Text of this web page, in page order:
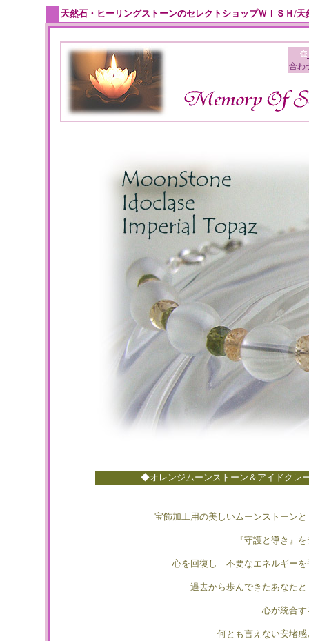
天然石・ヒーリングストーンのセレクトショップＷＩＳＨ/
合わ
◆オレンジムーンストーン＆アイドクレ
宝飾加工用の美しいムーンストー
『守護と導き』
心を回復し 不要なエネルギー
過去から歩んできたあなた
心が統合
何とも言えない安堵